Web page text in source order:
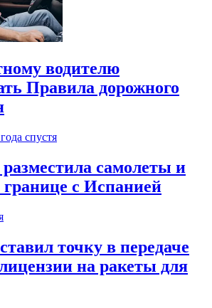
водителю
Правила дорожного
спустя
самолеты и
с Испанией
точку в передаче
на ракеты для